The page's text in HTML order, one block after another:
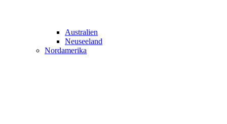
Australien
Neuseeland
Nordamerika